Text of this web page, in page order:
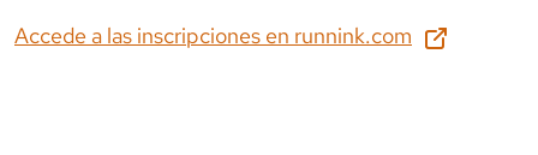
Accede a las inscripciones en runnink.com